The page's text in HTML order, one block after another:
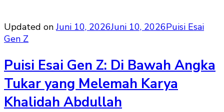
Updated onJuni 10, 2026Juni 10, 2026Puisi Esai
Gen Z
Puisi Esai Gen Z: Di Bawah Angka
Tukar yang Melemah Karya
Khalidah Abdullah